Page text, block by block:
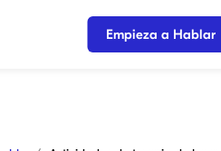
Empieza a Hablar